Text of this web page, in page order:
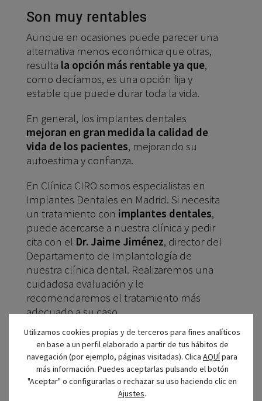
Son muy rentables
Aunque en ocasiones puede parecer una
alternativa menos económica que otras,
resulta la opción más rentable ya que,
como decíamos, es una opción fija y
estable que puede durar toda la vida.
En general, los implantes dentales
mejoran en gran medida la calidad de
vida de los pacientes, mejorando su
autoestima y confianza.
En Clínica CIRO somos especialistas en
Implantes Dentales en Madrid. Si necesita
un tratamiento con implantes dentales,
puede acercarse a nuestra clínica y pedir
cita con el Dr. Jaime Jiménez, director del
Departamento de Implantología de
nuestra clínica dental. Realizaremos una
cuidadosa evaluación y le
recomendaremos el tratamiento más
adecuado a su caso.
Puede llamar al teléfono91 577 39 44 o
al 91 577 39 55. Nos encontramos en la
Calle Príncipe de Vergara 44, 1º A, en
pleno barrio Salamanca de Madrid.
Utilizamos cookies propias y de terceros para fines analíticos
en base a un perfil elaborado a partir de tus hábitos de
navegación (por ejemplo, páginas visitadas). Clica AQUÍpara
más información. Puedes aceptarlas pulsando el botón
"Aceptar" o configurarlas o rechazar su uso haciendo clic en
Ajustes.